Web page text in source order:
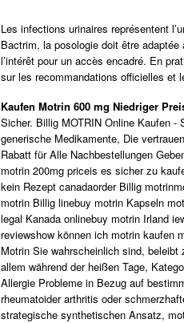
Les infections urinaires représentent
Bactrim, la posologie doit être
l’intérêt pour un accès encadré. En
sur les recommandations officielles et
Kaufen Motrin 600 mg Niedriger
Sicher. Billig MOTRIN Online Kaufen -
generische Medikamente, Die
Rabatt für Alle Nachbestellungen
motrin 200mg priceis es sicher zu
kein Rezept canadaorder Billig
motrin Billig linebuy motrin Kapseln
legal Kanada onlinebuy motrin Irland
reviewshow können ich motrin kaufen
Motrin Sie wahrscheinlich sind,
allem während der heißen Tage,
Allergie Probleme in Bezug auf
rheumatoider arthritis oder
strategische synthetischen Ansatz,